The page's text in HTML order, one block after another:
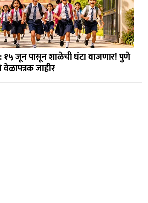
१५ जून पासून शाळेची घंटा वाजणार! पुणे
जाहीर